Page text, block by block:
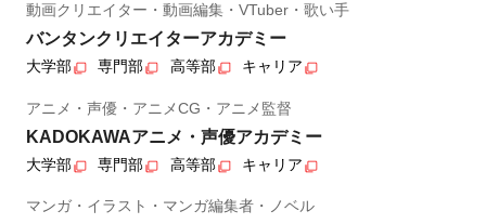
動画クリエイター・動画編集・VTuber・歌い手
バンタンクリエイターアカデミー
大学部 専門部 高等部 キャリア
アニメ・声優・アニメCG・アニメ監督
KADOKAWAアニメ・声優アカデミー
大学部 専門部 高等部 キャリア
マンガ・イラスト・マンガ編集者・ノベル